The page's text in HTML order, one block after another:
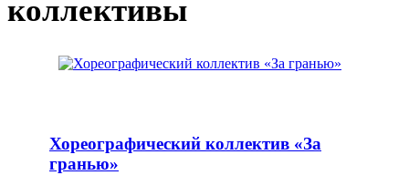
коллективы
Хореографический коллектив «За
гранью»